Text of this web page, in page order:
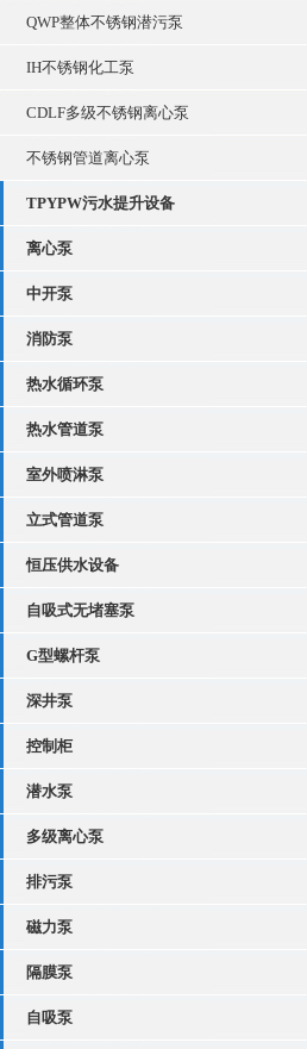
QWP整体不锈钢潜污泵
IH不锈钢化工泵
CDLF多级不锈钢离心泵
不锈钢管道离心泵
TPYPW污水提升设备
离心泵
中开泵
消防泵
热水循环泵
热水管道泵
室外喷淋泵
立式管道泵
恒压供水设备
自吸式无堵塞泵
G型螺杆泵
深井泵
控制柜
潜水泵
多级离心泵
排污泵
磁力泵
隔膜泵
自吸泵